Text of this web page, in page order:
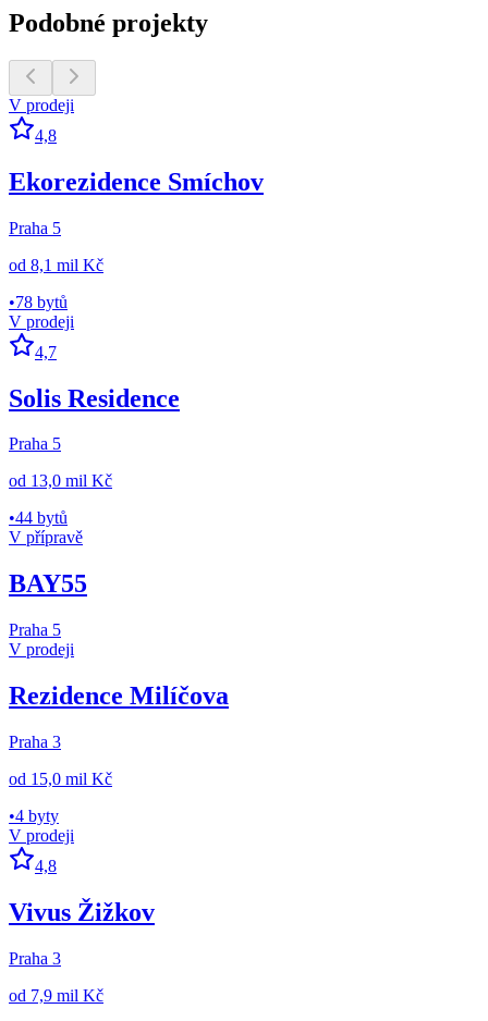
Podobné projekty
V prodeji
4,8
Ekorezidence Smíchov
Praha 5
od 8,1 mil Kč
•78 bytů
V prodeji
4,7
Solis Residence
Praha 5
od 13,0 mil Kč
•44 bytů
V přípravě
BAY55
Praha 5
V prodeji
Rezidence Milíčova
Praha 3
od 15,0 mil Kč
•4 byty
V prodeji
4,8
Vivus Žižkov
Praha 3
od 7,9 mil Kč